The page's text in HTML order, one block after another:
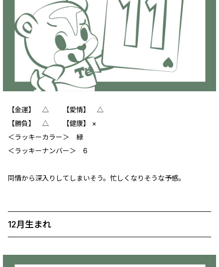
【金運】 △ 【愛情】 △
【勝負】 △ 【健康】 ×
‪＜ラッキーカラー＞ 緑
＜ラッキーナンバー＞ 6
同情から深入りしてしまいそう。忙しくなりそうな予感。
12月生まれ